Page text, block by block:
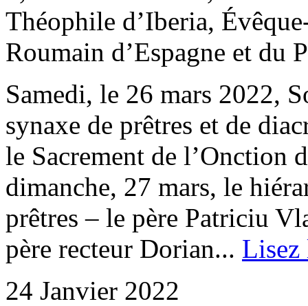
Théophile d’Iberia,
Roumain d’Espagne et du
Samedi, le 26 mars 2022,
synaxe de prêtres et de
le Sacrement de l’Onction
dimanche, 27 mars, le
prêtres – le père Patriciu
père recteur Dorian...
24 Janvier 2022